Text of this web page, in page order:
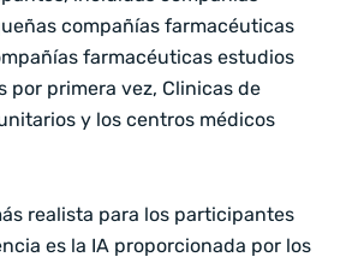
compañías farmacéuticas
farmacéuticas estudios
por primera vez, Clinicas de
y los centros médicos
realista para los participantes
es la IA proporcionada por los